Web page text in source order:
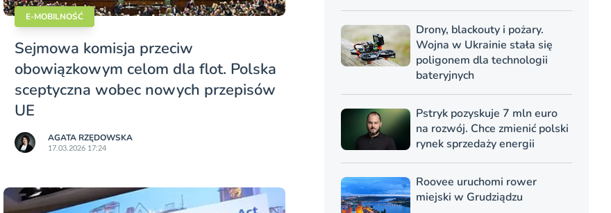
E-MOBILNOŚĆ
Sejmowa komisja przeciw
obowiązkowym celom dla flot. Polska
sceptyczna wobec nowych przepisów
UE
AGATA RZĘDOWSKA
17.03.2026 17:24
Drony, blackouty i pożary.
Wojna w Ukrainie stała się
poligonem dla technologii
bateryjnych
Pstryk pozyskuje 7 mln euro
na rozwój. Chce zmienić polski
rynek sprzedaży energii
Roovee uruchomi rower
miejski w Grudziądzu